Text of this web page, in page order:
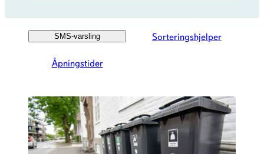
SMS-varsling Sorteringshjelper
Åpningstider